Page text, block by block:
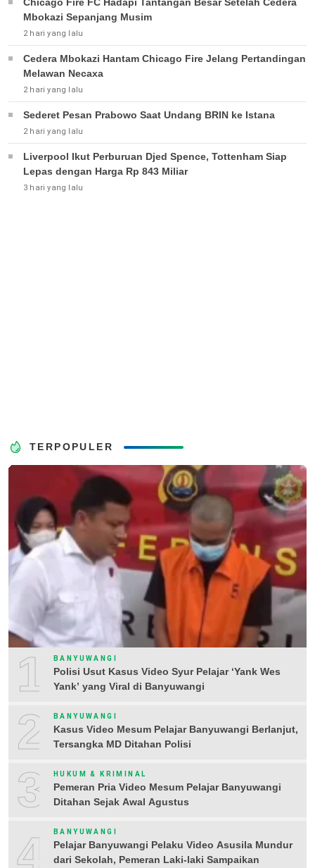
Mbokazi Sepanjang Musim
2 hari yang lalu
Cedera Mbokazi Hantam Chicago Fire Jelang Pertandingan
Melawan Necaxa
2 hari yang lalu
Sederet Pesan Prabowo Saat Undang BRIN ke Istana
2 hari yang lalu
Liverpool Ikut Perburuan Djed Spence, Tottenham Siap
Lepas dengan Harga Rp 843 Miliar
3 hari yang lalu
TERPOPULER
1 BANYUWANGI
Polisi Usut Kasus Video Syur Pelajar ‘Yank Wes
Yank’ yang Viral di Banyuwangi
2 BANYUWANGI
Kasus Video Mesum Pelajar Banyuwangi Berlanjut,
Tersangka MD Ditahan Polisi
3 HUKUM & KRIMINAL
Pemeran Pria Video Mesum Pelajar Banyuwangi
Ditahan Sejak Awal Agustus
4 BANYUWANGI
Pelajar Banyuwangi Pelaku Video Asusila Mundur
dari Sekolah, Pemeran Laki-laki Sampaikan